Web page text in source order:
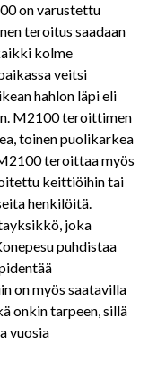
on varustettu
teroitus saadaan
kolme
veitsi
hahlon läpi eli
M2100 teroittimen
toinen puolikarkea
teroittaa myös
keittiöihin tai
henkilöitä.
joka
puhdistaa
on myös saatavilla
onkin tarpeen, sillä
vuosia